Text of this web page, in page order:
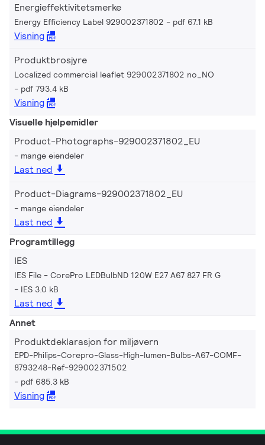
Energieffektivitetsmerke
Energy Efficiency Label 929002371802 pdf 67.1 kB
Visning
Produktbrosjyre
Localized commercial leaflet 929002371802 no_NO
pdf 793.4 kB
Visning
Visuelle hjelpemidler
Product-Photographs-929002371802_EU
mange eiendeler
Last ned
Product-Diagrams-929002371802_EU
mange eiendeler
Last ned
Programtillegg
IES
IES File - CorePro LEDBulbND 120W E27 A67 827 FR G
IES 3.0 kB
Last ned
Annet
Produktdeklarasjon for miljøvern
EPD-Philips-Corepro-Glass-High-lumen-Bulbs-A67-COMF-
8793248-Ref-929002371502
pdf 685.3 kB
Visning